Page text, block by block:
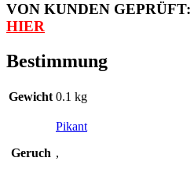
VON KUNDEN GEPRÜFT:
HIER
Bestimmung
Gewicht 0.1 kg
Geruch
Pikant
,